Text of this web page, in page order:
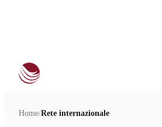
Home/Rete internazionale